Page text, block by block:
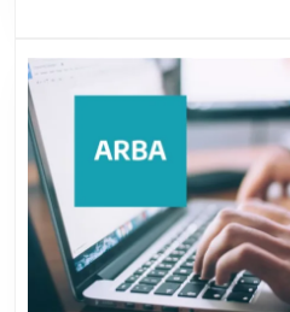
agosto
2026